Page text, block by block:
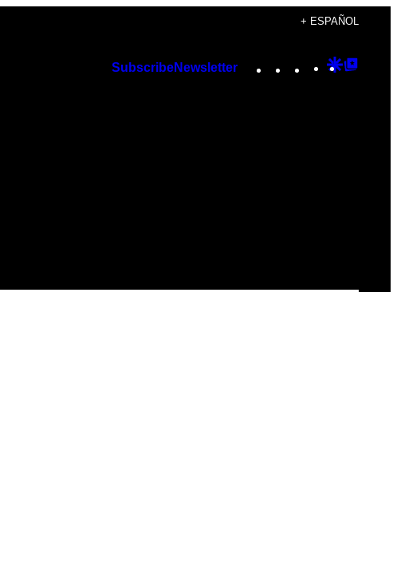
+ ESPAÑOL
SubscribeNewsletter Instagram
TikTok
YouTube
Google